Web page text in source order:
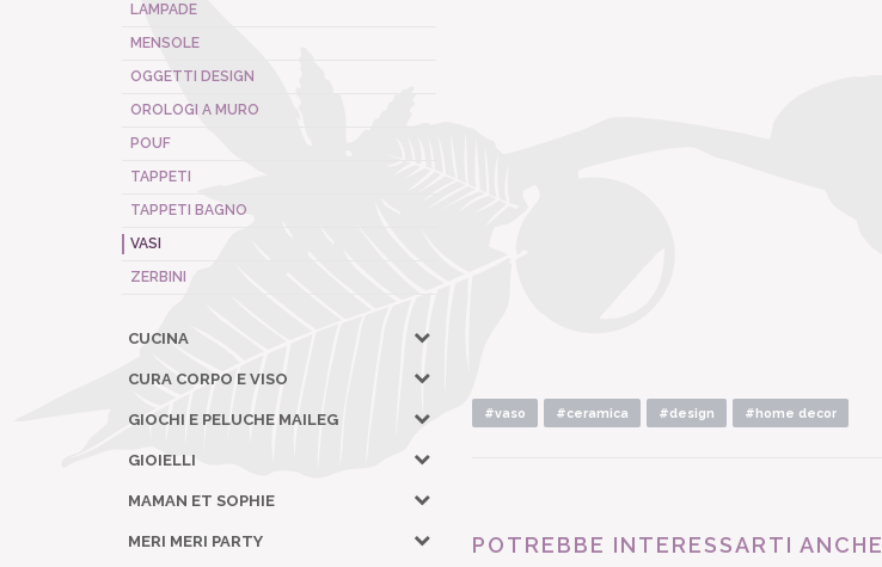
LAMPADE
MENSOLE
OGGETTI DESIGN
OROLOGI A MURO
POUF
TAPPETI
TAPPETI BAGNO
VASI
ZERBINI
CUCINA
CURA CORPO E VISO
GIOCHI E PELUCHE MAILEG
GIOIELLI
MAMAN ET SOPHIE
MERI MERI PARTY
#vaso #ceramica #design #home decor
POTREBBE INTERESSARTI ANCHE